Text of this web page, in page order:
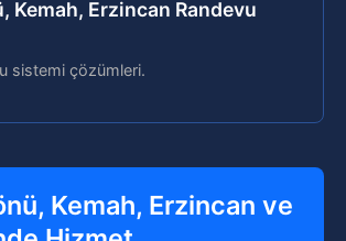
Kemah, Erzincan Randevu
sistemi çözümleri.
Kemah, Erzincan ve